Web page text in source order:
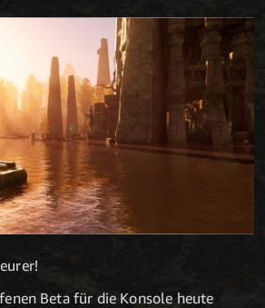
Beta für die Konsole heute